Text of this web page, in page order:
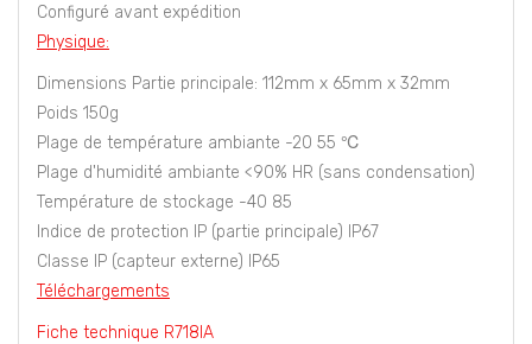
Configuré avant expédition
Physique:
Dimensions Partie principale: 112mm x 65mm x 32mm
Poids 150g
Plage de température ambiante -20 55 ℃
Plage d'humidité ambiante <90% HR (sans condensation)
Température de stockage -40 85
Indice de protection IP (partie principale) IP67
Classe IP (capteur externe) IP65
Téléchargements
Fiche technique R718IA